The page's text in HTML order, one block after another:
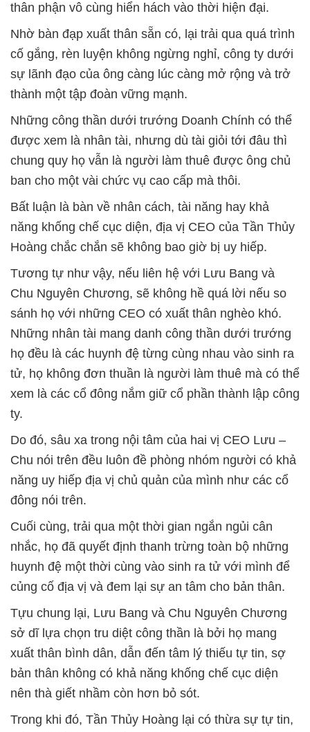
thân phận vô cùng hiển hách vào thời hiện đại.
Nhờ bàn đạp xuất thân sẵn có, lại trải qua quá trình
cố gắng, rèn luyện không ngừng nghỉ, công ty dưới
sự lãnh đạo của ông càng lúc càng mở rộng và trở
thành một tập đoàn vững mạnh.
Những công thần dưới trướng Doanh Chính có thể
được xem là nhân tài, nhưng dù tài giỏi tới đâu thì
chung quy họ vẫn là người làm thuê được ông chủ
ban cho một vài chức vụ cao cấp mà thôi.
Bất luận là bàn về nhân cách, tài năng hay khả
năng khống chế cục diện, địa vị CEO của Tần Thủy
Hoàng chắc chắn sẽ không bao giờ bị uy hiếp.
Tương tự như vậy, nếu liên hệ với Lưu Bang và
Chu Nguyên Chương, sẽ không hề quá lời nếu so
sánh họ với những CEO có xuất thân nghèo khó.
Những nhân tài mang danh công thần dưới trướng
họ đều là các huynh đệ từng cùng nhau vào sinh ra
tử, họ không đơn thuần là người làm thuê mà có thể
xem là các cổ đông nắm giữ cổ phần thành lập công
ty.
Do đó, sâu xa trong nội tâm của hai vị CEO Lưu –
Chu nói trên đều luôn đề phòng nhóm người có khả
năng uy hiếp địa vị chủ quản của mình như các cổ
đông nói trên.
Cuối cùng, trải qua một thời gian ngắn ngủi cân
nhắc, họ đã quyết định thanh trừng toàn bộ những
huynh đệ một thời cùng vào sinh ra tử với mình để
củng cố địa vị và đem lại sự an tâm cho bản thân.
Tựu chung lại, Lưu Bang và Chu Nguyên Chương
sở dĩ lựa chọn tru diệt công thần là bởi họ mang
xuất thân bình dân, dẫn đến tâm lý thiếu tự tin, sợ
bản thân không có khả năng khống chế cục diện
nên thà giết nhầm còn hơn bỏ sót.
Trong khi đó, Tần Thủy Hoàng lại có thừa sự tự tin,